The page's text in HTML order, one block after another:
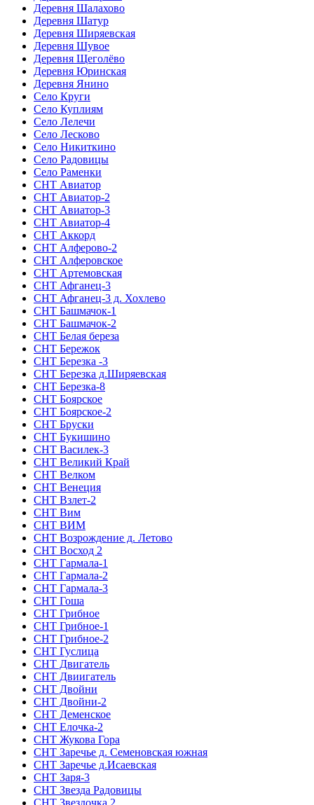
Деревня Шалахово
Деревня Шатур
Деревня Ширяевская
Деревня Шувое
Деревня Щеголёво
Деревня Юринская
Деревня Янино
Село Круги
Село Куплиям
Село Лелечи
Село Лесково
Село Никиткино
Село Радовицы
Село Раменки
СНТ Авиатор
СНТ Авиатор-2
СНТ Авиатор-3
СНТ Авиатор-4
СНТ Аккорд
СНТ Алферово-2
СНТ Алферовское
СНТ Артемовская
СНТ Афганец-3
СНТ Афганец-3 д. Хохлево
СНТ Башмачок-1
СНТ Башмачок-2
СНТ Белая береза
СНТ Бережок
СНТ Березка -3
СНТ Березка д.Ширяевская
СНТ Березка-8
СНТ Боярское
СНТ Боярское-2
СНТ Бруски
СНТ Букишино
СНТ Василек-3
СНТ Великий Край
СНТ Велком
СНТ Венеция
СНТ Взлет-2
СНТ Вим
СНТ ВИМ
СНТ Возрождение д. Летово
СНТ Восход 2
СНТ Гармала-1
СНТ Гармала-2
СНТ Гармала-3
СНТ Гоша
СНТ Грибное
СНТ Грибное-1
СНТ Грибное-2
СНТ Гуслица
СНТ Двигатель
СНТ Двиигатель
СНТ Двойни
СНТ Двойни-2
СНТ Деменское
СНТ Елочка-2
СНТ Жукова Гора
СНТ Заречье д. Семеновская южная
СНТ Заречье д.Исаевская
СНТ Заря-3
СНТ Звезда Радовицы
СНТ Звездочка 2